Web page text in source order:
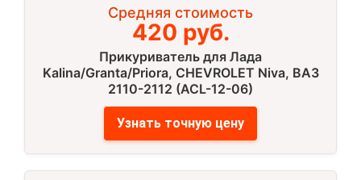
Средняя стоимость
420 руб.
Прикуриватель для Лада
Kalina/Granta/Priora, CHEVROLET Niva, ВАЗ
2110-2112 (ACL-12-06)
Узнать точную цену